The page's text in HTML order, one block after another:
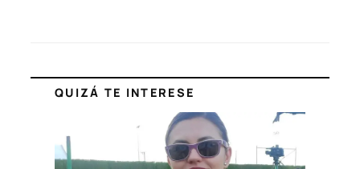
QUIZÁ TE INTERESE